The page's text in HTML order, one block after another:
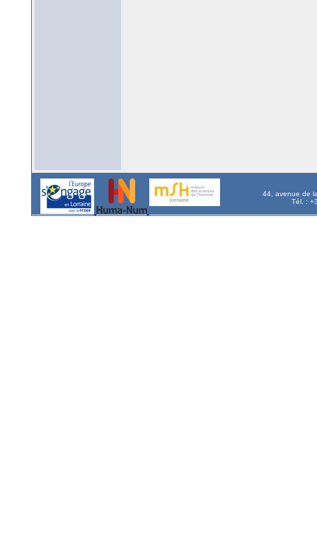
44, avenue de
Tél. :